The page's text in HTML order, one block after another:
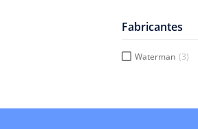
Fabricantes
Waterman (3)